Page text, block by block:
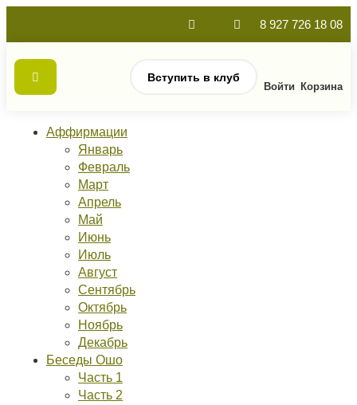
8 927 726 18 08
Вступить в клуб
Войти Корзина
Аффирмации
Январь
Февраль
Март
Апрель
Май
Июнь
Июль
Август
Сентябрь
Октябрь
Ноябрь
Декабрь
Беседы Ошо
Часть 1
Часть 2